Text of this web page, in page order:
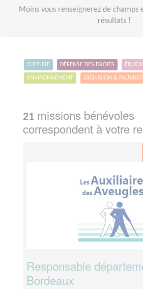
Moins vous renseignerez de champs
résultats !
CULTURE DÉFENSE DES DROITS
ENVIRONNEMENT EXCLUSION &
21 missions bénévoles
correspondent à votre
Responsable
Bordeaux